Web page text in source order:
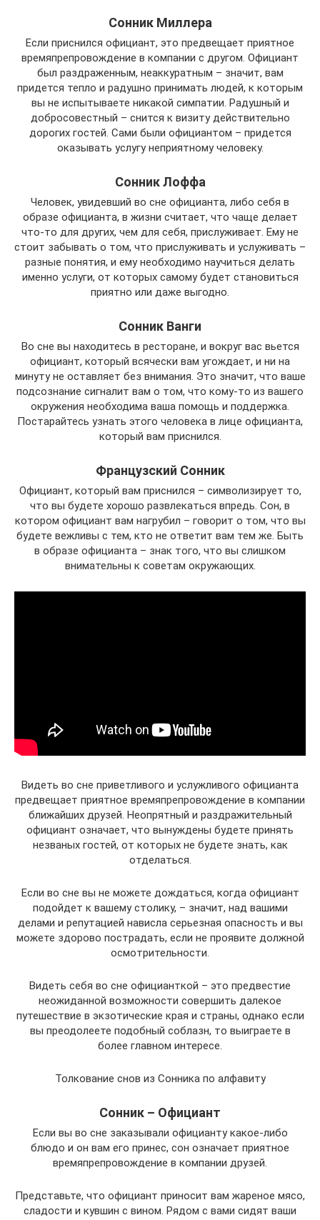
Сонник Миллера
Если приснился официант, это предвещает приятное
времяпрепровождение в компании с другом. Официант
был раздраженным, неаккуратным – значит, вам
придется тепло и радушно принимать людей, к которым
вы не испытываете никакой симпатии. Радушный и
добросовестный – снится к визиту действительно
дорогих гостей. Сами были официантом – придется
оказывать услугу неприятному человеку.
Сонник Лоффа
Человек, увидевший во сне официанта, либо себя в
образе официанта, в жизни считает, что чаще делает
что-то для других, чем для себя, прислуживает. Ему не
стоит забывать о том, что прислуживать и услуживать –
разные понятия, и ему необходимо научиться делать
именно услуги, от которых самому будет становиться
приятно или даже выгодно.
Сонник Ванги
Во сне вы находитесь в ресторане, и вокруг вас вьется
официант, который всячески вам угождает, и ни на
минуту не оставляет без внимания. Это значит, что ваше
подсознание сигналит вам о том, что кому-то из вашего
окружения необходима ваша помощь и поддержка.
Постарайтесь узнать этого человека в лице официанта,
который вам приснился.
Французский Сонник
Официант, который вам приснился – символизирует то,
что вы будете хорошо развлекаться впредь. Сон, в
котором официант вам нагрубил – говорит о том, что вы
будете вежливы с тем, кто не ответит вам тем же. Быть
в образе официанта – знак того, что вы слишком
внимательны к советам окружающих.
Видеть во сне приветливого и услужливого официанта
предвещает приятное времяпрепровождение в компании
ближайших друзей. Неопрятный и раздражительный
официант означает, что вынуждены будете принять
незваных гостей, от которых не будете знать, как
отделаться.
Если во сне вы не можете дождаться, когда официант
подойдет к вашему столику, – значит, над вашими
делами и репутацией нависла серьезная опасность и вы
можете здорово пострадать, если не проявите должной
осмотрительности.
Видеть себя во сне официанткой – это предвестие
неожиданной возможности совершить далекое
путешествие в экзотические края и страны, однако если
вы преодолеете подобный соблазн, то выиграете в
более главном интересе.
Толкование снов из Сонника по алфавиту
Сонник – Официант
Если вы во сне заказывали официанту какое-либо
блюдо и он вам его принес, сон означает приятное
времяпрепровождение в компании друзей.
Представьте, что официант приносит вам жареное мясо,
сладости и кувшин с вином. Рядом с вами сидят ваши